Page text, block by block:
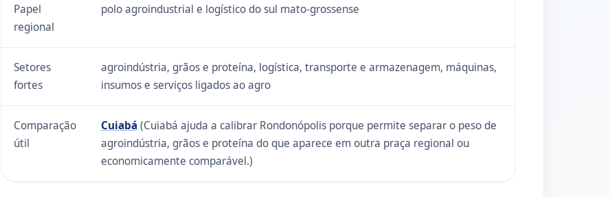
Papel
regional
polo agroindustrial e logístico do sul mato-grossense
Setores
fortes
agroindústria, grãos e proteína, logística, transporte e armazenagem, máquinas,
insumos e serviços ligados ao agro
Comparação
útil
Cuiabá(Cuiabá ajuda a calibrar Rondonópolis porque permite separar o peso de
agroindústria, grãos e proteína do que aparece em outra praça regional ou
economicamente comparável.)